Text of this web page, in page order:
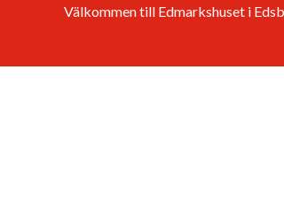
Välkommen till Edmarkshuset i